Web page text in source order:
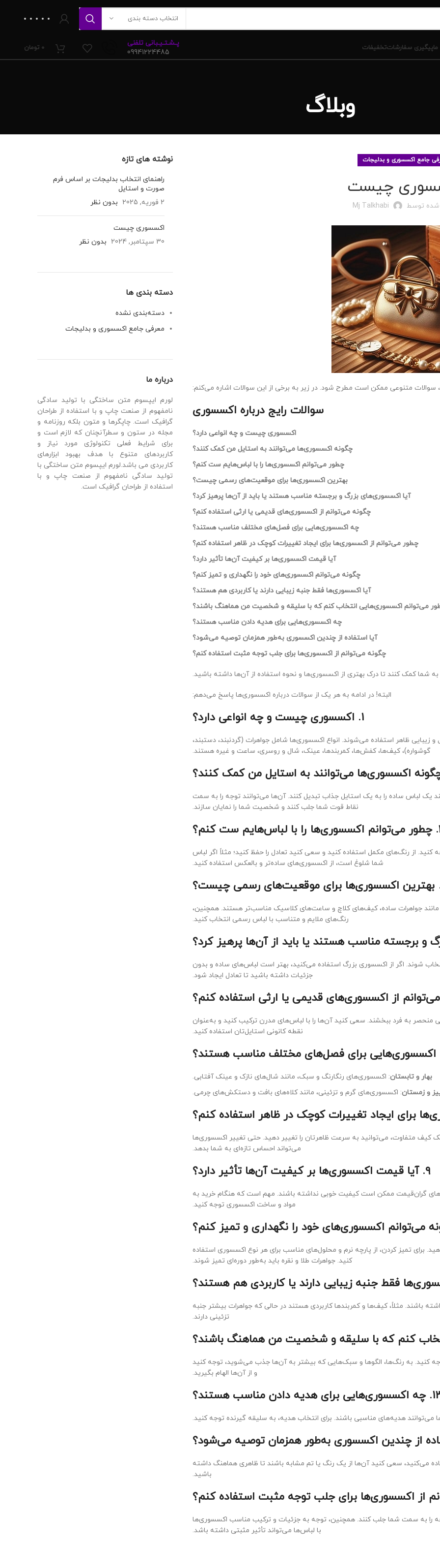
انتخاب دسته بندی
پیگیری سفارشاتتخفیفات
پـشـتـیـبانی تلفنی
09941224485
0 تومان
وبلاگ
جامع اکسسوری و بدلیجات
چیست
شده توسط Mj Talkhabi
سوالات متنوعی ممکن است مطرح شود. در زیر به برخی از این سوالات اشاره می‌کنم:
سوالات رایج درباره اکسسوری
اکسسوری چیست و چه انواعی دارد؟
چگونه اکسسوری‌ها می‌توانند به استایل من کمک کنند؟
چطور می‌توانم اکسسوری‌ها را با لباس‌هایم ست کنم؟
بهترین اکسسوری‌ها برای موقعیت‌های رسمی چیست؟
آیا اکسسوری‌های بزرگ و برجسته مناسب هستند یا باید از آن‌ها پرهیز کرد؟
چگونه می‌توانم از اکسسوری‌های قدیمی یا ارثی استفاده کنم؟
چه اکسسوری‌هایی برای فصل‌های مختلف مناسب هستند؟
چطور می‌توانم از اکسسوری‌ها برای ایجاد تغییرات کوچک در ظاهر استفاده کنم؟
آیا قیمت اکسسوری‌ها بر کیفیت آن‌ها تأثیر دارد؟
چگونه می‌توانم اکسسوری‌های خود را نگهداری و تمیز کنم؟
آیا اکسسوری‌ها فقط جنبه زیبایی دارند یا کاربردی هم هستند؟
می‌توانم اکسسوری‌هایی انتخاب کنم که با سلیقه و شخصیت من هماهنگ باشند؟
چه اکسسوری‌هایی برای هدیه دادن مناسب هستند؟
آیا استفاده از چندین اکسسوری به‌طور همزمان توصیه می‌شود؟
چگونه می‌توانم از اکسسوری‌ها برای جلب توجه مثبت استفاده کنم؟
به شما کمک کنند تا درک بهتری از اکسسوری‌ها و نحوه استفاده از آن‌ها داشته باشید.
البته! در ادامه به هر یک از سوالات درباره اکسسوری‌ها پاسخ می‌دهم:
۱. اکسسوری چیست و چه انواعی دارد؟
ظاهر استفاده می‌شوند. انواع اکسسوری‌ها شامل جواهرات (گردنبند، دستبند،
گوشواره)، کیف‌ها، کفش‌ها، کمربندها، عینک، شال و روسری، ساعت و غیره هستند.
یک لباس ساده را به یک استایل جذاب تبدیل کنند. آن‌ها می‌توانند توجه را به سمت
نقاط قوت شما جلب کنند و شخصیت شما را نمایان سازند.
کنم؟
از رنگ‌های مکمل استفاده کنید و سعی کنید تعادل را حفظ کنید؛ مثلاً اگر لباس
شما شلوغ است، از اکسسوری‌های ساده‌تر و بالعکس استفاده کنید.
جواهرات ساده، کیف‌های کلاچ و ساعت‌های کلاسیک مناسب‌تر هستند. همچنین،
رنگ‌های ملایم و متناسب با لباس رسمی انتخاب کنید.
شوند. اگر از اکسسوری بزرگ استفاده می‌کنید، بهتر است لباس‌های ساده و بدون
جزئیات داشته باشید تا تعادل ایجاد شود.
به فرد ببخشند. سعی کنید آن‌ها را با لباس‌های مدرن ترکیب کنید و به‌عنوان
نقطه کانونی استایل‌تان استفاده کنید.
بهار و تابستان: اکسسوری‌های رنگارنگ و سبک، مانند شال‌های نازک و عینک آفتابی.
و زمستان: اکسسوری‌های گرم و تزئینی، مانند کلاه‌های بافت و دستکش‌های چرمی.
کیف متفاوت، می‌توانید به سرعت ظاهرتان را تغییر دهید. حتی تغییر اکسسوری‌ها
می‌تواند احساس تازه‌ای به شما بدهد.
۹. آیا قیمت اکسسوری‌ها بر کیفیت آن‌ها تأثیر دارد؟
گران‌قیمت ممکن است کیفیت خوبی نداشته باشند. مهم است که هنگام خرید به
مواد و ساخت اکسسوری توجه کنید.
برای تمیز کردن، از پارچه نرم و محلول‌های مناسب برای هر نوع اکسسوری استفاده
کنید. جواهرات طلا و نقره باید به‌طور دوره‌ای تمیز شوند.
باشند. مثلاً، کیف‌ها و کمربندها کاربردی هستند در حالی که جواهرات بیشتر جنبه
تزئینی دارند.
کنید. به رنگ‌ها، الگوها و سبک‌هایی که بیشتر به آن‌ها جذب می‌شوید، توجه کنید
و از آن‌ها الهام بگیرید.
هدیه دادن مناسب هستند؟
هدیه‌های مناسبی باشند. برای انتخاب هدیه، به سلیقه گیرنده توجه کنید.
می‌کنید، سعی کنید آن‌ها از یک رنگ یا تم مشابه باشند تا ظاهری هماهنگ داشته
باشید.
را به سمت شما جلب کنند. همچنین، توجه به جزئیات و ترکیب مناسب اکسسوری‌ها
با لباس‌ها می‌تواند تأثیر مثبتی داشته باشد.
نوشته های تازه
راهنمای انتخاب بدلیجات بر اساس فرم
صورت و استایل
2 فوریه, 2025
بدون نظر
اکسسوری چیست
30 سپتامبر, 2024
بدون نظر
دسته بندی ها
دسته‌بندی نشده
معرفی جامع اکسسوری و بدلیجات
درباره ما
لورم ایپسوم متن ساختگی با تولید سادگی
نامفهوم از صنعت چاپ و با استفاده از طراحان
گرافیک است. چاپگرها و متون بلکه روزنامه و
مجله در ستون و سطرآنچنان که لازم است و
برای شرایط فعلی تکنولوژی مورد نیاز و
کاربردهای متنوع با هدف بهبود ابزارهای
کاربردی می باشد.لورم ایپسوم متن ساختگی با
تولید سادگی نامفهوم از صنعت چاپ و با
استفاده از طراحان گرافیک است.